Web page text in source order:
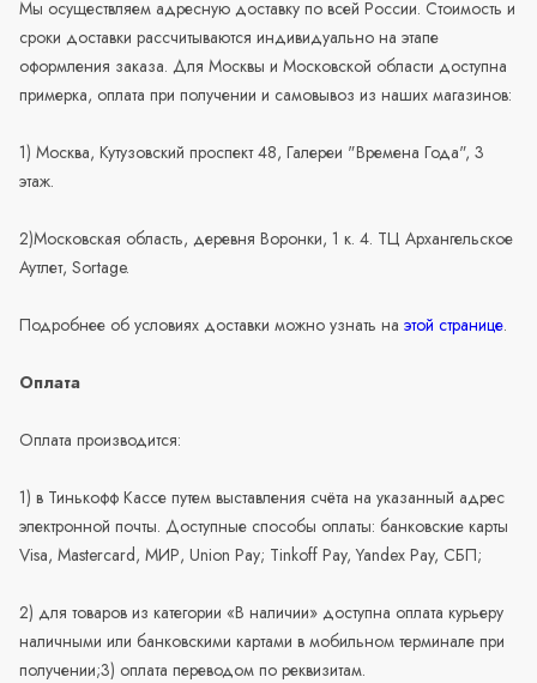
Мы осуществляем адресную доставку по всей России. Стоимость и
сроки доставки рассчитываются индивидуально на этапе
оформления заказа. Для Москвы и Московской области доступна
примерка, оплата при получении и самовывоз из наших магазинов:
1) Москва, Кутузовский проспект 48, Галереи "Времена Года", 3
этаж.
2)Московская область, деревня Воронки, 1 к. 4. ТЦ Архангельское
Аутлет, Sortage.
Подробнее об условиях доставки можно узнать на этой странице.
Оплата
Оплата производится:
1) в Тинькофф Кассе путем выставления счёта на указанный адрес
электронной почты. Доступные способы оплаты: банковские карты
Visa, Mastercard, МИР, Union Pay; Tinkoff Pay, Yandex Pay, СБП;
2) для товаров из категории «В наличии» доступна оплата курьеру
наличными или банковскими картами в мобильном терминале при
получении;3) оплата переводом по реквизитам.